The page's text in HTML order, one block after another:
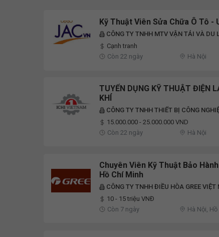
Kỹ Thuật Viên Sửa Chữa Ô Tô -
CÔNG TY TNHH MTV VẬN TẢI VÀ DU
Cạnh tranh
Còn 22 ngày
Hà Nội
TUYỂN DỤNG KỸ THUẬT ĐIỆN
KHÍ
CÔNG TY TNHH THIẾT BỊ CÔNG
15.000.000 - 25.000.000 VND
Còn 22 ngày
Hà Nội
Chuyên Viên Kỹ Thuật Bảo
Hồ Chí Minh
CÔNG TY TNHH ĐIỀU HÒA GREE VIỆT
10 - 15 triệu VNĐ
Còn 7 ngày
Hà Nội,